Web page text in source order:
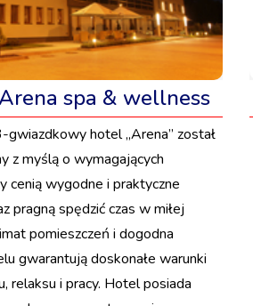
spa & wellness
gwiazdkowy hotel „Arena” został
z myślą o wymagających
cenią wygodne i praktyczne
pragną spędzić czas w miłej
pomieszczeń i dogodna
gwarantują doskonałe warunki
relaksu i pracy. Hotel posiada